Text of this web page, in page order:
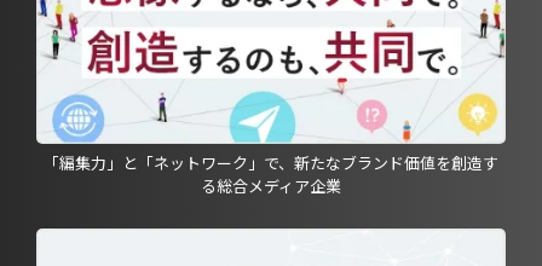
「編集力」と「ネットワーク」で、新たなブランド価値を創造す
る総合メディア企業